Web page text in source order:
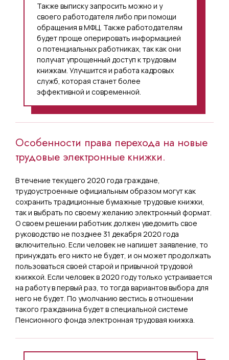
Также выписку запросить можно и у
своего работодателя либо при помощи
обращения в МФЦ. Также работодателям
будет проще оперировать информацией
о потенциальных работниках, так как они
получат упрощенный доступ к трудовым
книжкам. Улучшится и работа кадровых
служб, которая станет более
эффективной и современной.
Особенности права перехода на новые
трудовые электронные книжки.
В течение текущего 2020 года граждане,
трудоустроенные официальным образом могут как
сохранить традиционные бумажные трудовые книжки,
так и выбрать по своему желанию электронный формат.
О своем решении работник должен уведомить свое
руководство не позднее 31 декабря 2020 года
включительно. Если человек не напишет заявление, то
принуждать его никто не будет, и он может продолжать
пользоваться своей старой и привычной трудовой
книжкой. Если человек в 2020 году только устраивается
на работу в первый раз, то тогда вариантов выбора для
него не будет. По умолчанию вестись в отношении
такого гражданина будет в специальной системе
Пенсионного фонда электронная трудовая книжка.